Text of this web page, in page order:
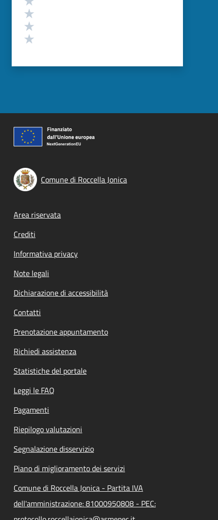
Comune di Roccella Jonica
Footer menu
Area riservata
Crediti
Informativa privacy
Note legali
Dichiarazione di accessibilità
Contatti
Prenotazione appuntamento
Richiedi assistenza
Statistiche del portale
Leggi le FAQ
Pagamenti
Riepilogo valutazioni
Segnalazione disservizio
Piano di miglioramento dei servizi
Comune di Roccella Jonica - Partita IVA
dell'amministrazione: 81000950808 - PEC: